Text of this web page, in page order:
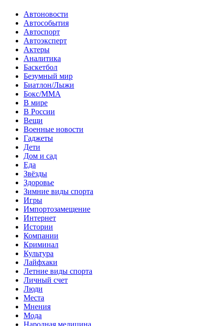
Автоновости
Автособытия
Автоспорт
Автоэксперт
Актеры
Аналитика
Баскетбол
Безумный мир
Биатлон/Лыжи
Бокс/MMA
В мире
В России
Вещи
Военные новости
Гаджеты
Дети
Дом и сад
Еда
Звёзды
Здоровье
Зимние виды спорта
Игры
Импортозамещение
Интернет
Истории
Компании
Криминал
Культура
Лайфхаки
Летние виды спорта
Личный счет
Люди
Места
Мнения
Мода
Народная медицина